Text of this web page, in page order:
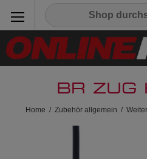
BR ZUG
Home / Zubehör allgemein /